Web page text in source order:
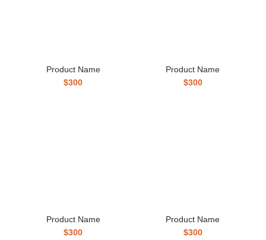
Product Name
$300
Product Name
$300
Product Name
$300
Product Name
$300